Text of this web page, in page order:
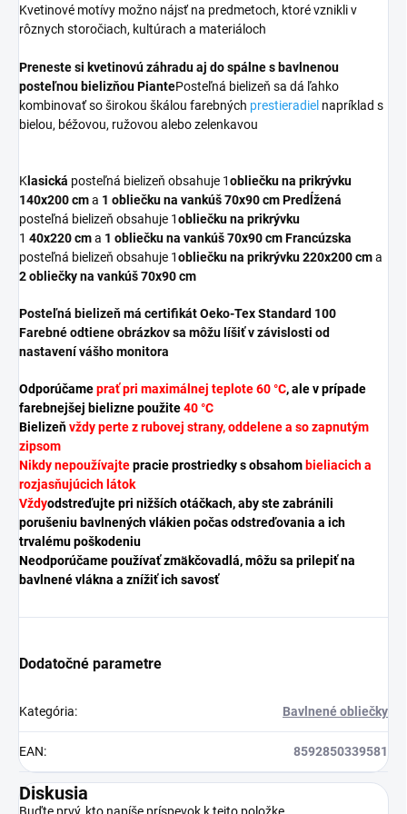
Kvetinové motívy možno nájsť na predmetoch, ktoré vznikli v
rôznych storočiach, kultúrach a materiáloch
Preneste si kvetinovú záhradu aj do spálne s bavlnenou
posteľnou bielizňouPiantePosteľná bielizeň sa dá ľahko
kombinovať so širokou škálou farebných prestieradiel napríklad s
bielou, béžovou, ružovou alebo zelenkavou
K lasická posteľná bielizeň obsahuje 1obliečku na prikrývku
140x200 cma 1 obliečku na vankúš70x90 cmPredĺžená
posteľná bielizeň obsahuje 1obliečku na prikrývku
1 40x220 cma 1 obliečku na vankúš70x90 cmFrancúzska
posteľná bielizeň obsahuje 1obliečku na prikrývku220x200 cma
2obliečky na vankúš70x90 cm
Posteľná bielizeň má certifikát Oeko-Tex Standard 100
Farebné odtiene obrázkov sa môžu líšiť v závislosti od
nastavení vášho monitora
Odporúčameprať pri maximálnej teplote 60 °C, ale v prípade
farebnejšej bielizne použite40 °C
Bielizeňvždy perte z rubovej strany, oddelene a so zapnutým
zipsom
Nikdy nepoužívajtepracie prostriedky s obsahom bieliacich a
rozjasňujúcich látok
Vždyodstreďujte pri nižších otáčkach, aby ste zabránili
porušeniu bavlnených vlákien počas odstreďovania a ich
trvalému poškodeniu
Neodporúčame používať zmäkčovadlá, môžu sa prilepiť na
bavlnené vlákna a znížiť ich savosť
Dodatočné parametre
Kategória: Bavlnené obliečky
EAN: 8592850339581
Diskusia